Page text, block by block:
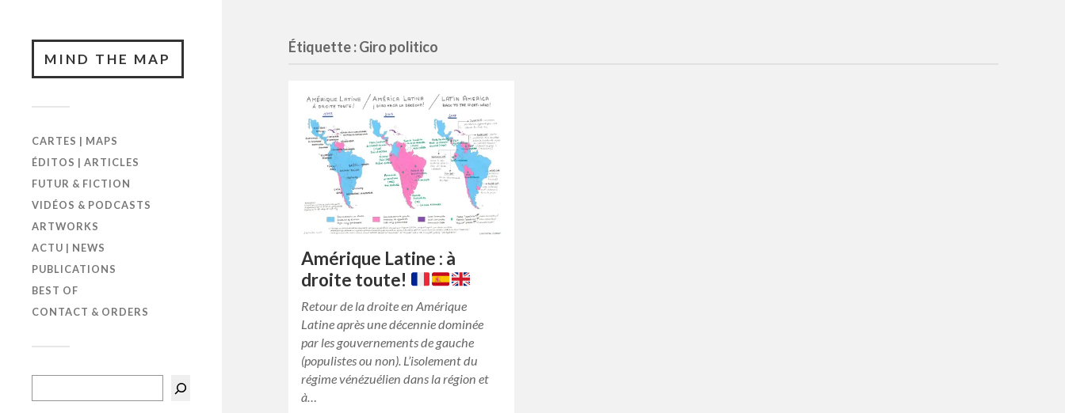
MIND THE MAP
CARTES | MAPS
ÉDITOS | ARTICLES
FUTUR & FICTION
VIDÉOS & PODCASTS
ARTWORKS
ACTU | NEWS
PUBLICATIONS
BEST OF
CONTACT & ORDERS
Étiquette :Giro politico
Amérique Latine : à
droite toute!
Retour de la droite en Amérique
Latine après une décennie dominée
par les gouvernements de gauche
(populistes ou non). L’isolement du
régime vénézuélien dans la région et
à…